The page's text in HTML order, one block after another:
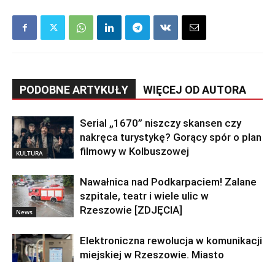
PODOBNE ARTYKUŁY WIĘCEJ OD AUTORA
KULTURA
Serial „1670” niszczy skansen czy
nakręca turystykę? Gorący spór o plan
filmowy w Kolbuszowej
News
Nawałnica nad Podkarpaciem! Zalane
szpitale, teatr i wiele ulic w
Rzeszowie [ZDJĘCIA]
Elektroniczna rewolucja w komunikacji
miejskiej w Rzeszowie. Miasto